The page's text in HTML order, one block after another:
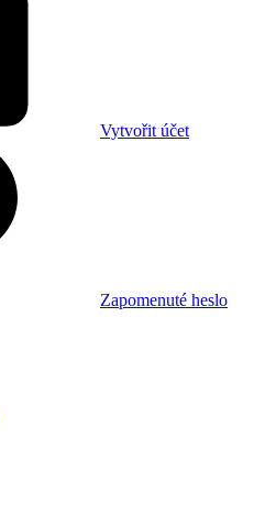
Vytvořit účet
Zapomenuté heslo